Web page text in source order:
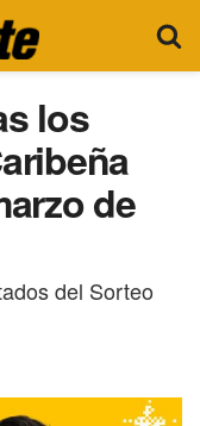
los
de
del Sorteo